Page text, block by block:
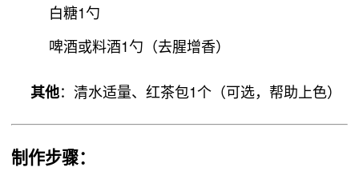
白糖1勺
啤酒或料酒1勺（去腥增香）
其他：清水适量、红茶包1个（可选，帮助上色）
制作步骤：